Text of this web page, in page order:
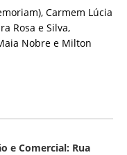
Carmem Lúcia
Rosa e Silva,
Nobre e Milton
e Comercial: Rua